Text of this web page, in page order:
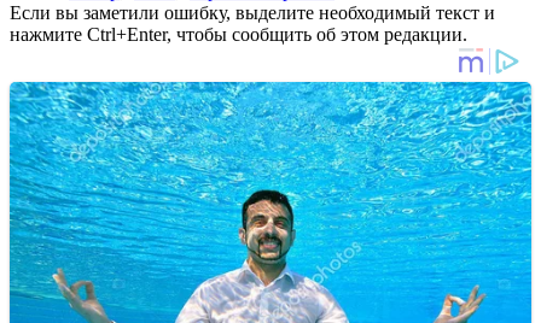
Если вы заметили ошибку, выделите необходимый текст и
нажмите Ctrl+Enter, чтобы сообщить об этом редакции.